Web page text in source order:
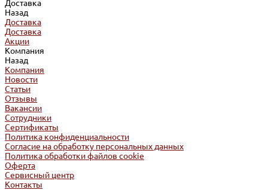
Доставка
Назад
Доставка
Доставка
Акции
Компания
Назад
Компания
Новости
Статьи
Отзывы
Вакансии
Сотрудники
Сертификаты
Политика конфиденциальности
Согласие на обработку персональных данных
Политика обработки файлов cookie
Оферта
Сервисный центр
Контакты